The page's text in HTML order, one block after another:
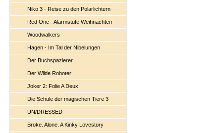
Niko 3 - Reise zu den Polarlichtern
Red One - Alarmstufe Weihnachten
Woodwalkers
Hagen - Im Tal der Nibelungen
Der Buchspazierer
Der Wilde Roboter
Joker 2: Folie A Deux
Die Schule der magischen Tiere 3
UN/DRESSED
Broke. Alone. A Kinky Lovestory